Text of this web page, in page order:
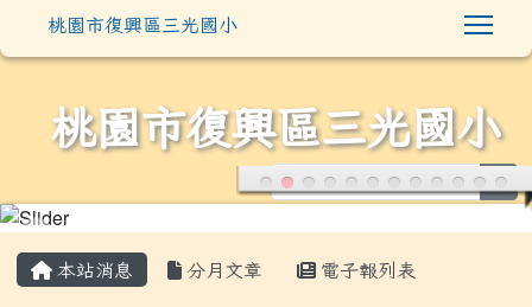
桃園市復興區三光國小
桃園市復興區三光國小
本站消息 分月文章 電子報列表